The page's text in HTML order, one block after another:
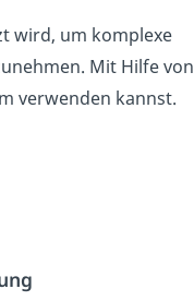
wird, um komplexe
Mit Hilfe von
verwenden kannst.